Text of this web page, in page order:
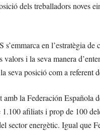
dels treballadors noves
en l’estratègia
valors i la seva manera
seva posició com a referent
amb la Federación Española
afiliats i prop de 100
sector energètic. Igual que